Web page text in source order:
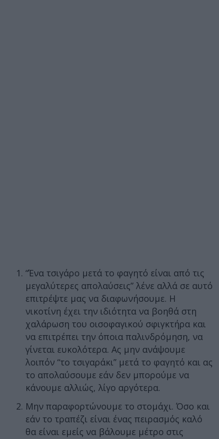
“Ένα τσιγάρο μετά το φαγητό είναι από τις
μεγαλύτερες απολαύσεις” λένε αλλά σε αυτό
επιτρέψτε μας να διαφωνήσουμε. Η
νικοτίνη έχει την ιδιότητα να βοηθά στη
χαλάρωση του οισοφαγικού σφιγκτήρα και
να επιτρέπει την όποια παλινδρόμηση, να
γίνεται ευκολότερα. Ας μην ανάψουμε
λοιπόν “το τσιγαράκι” μετά το φαγητό και ας
το απολαύσουμε εάν δεν μπορούμε να
κάνουμε αλλιώς, λίγο αργότερα.
Μην παραφορτώνουμε το στομάχι. Όσο και
εάν το τραπέζι είναι ένας πειρασμός καλό
θα είναι εμείς να βάλουμε μέτρο στις